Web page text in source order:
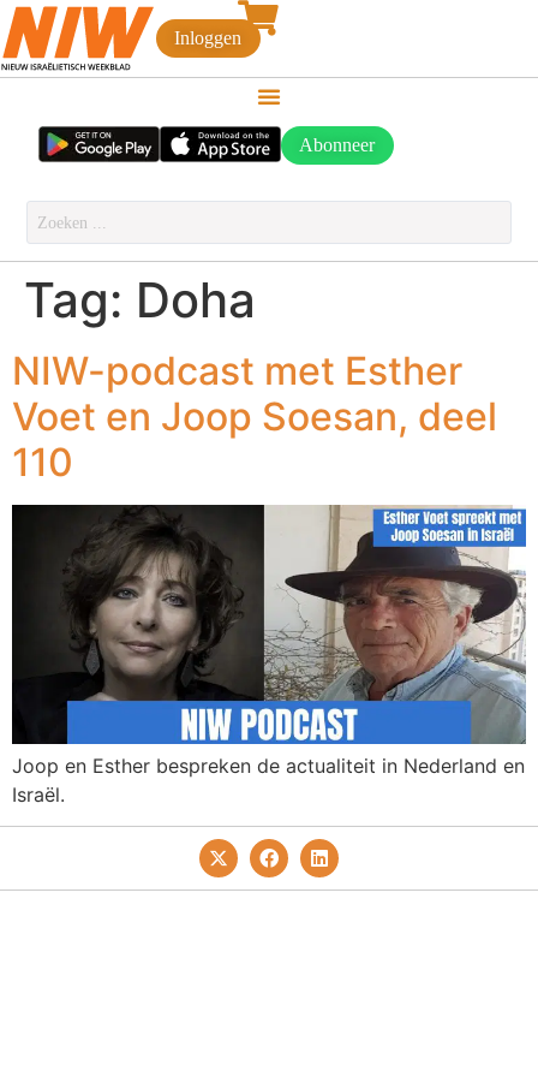
Inloggen
Abonneer
Tag: Doha
NIW-podcast met Esther
Voet en Joop Soesan, deel
110
Joop en Esther bespreken de actualiteit in Nederland en
Israël.